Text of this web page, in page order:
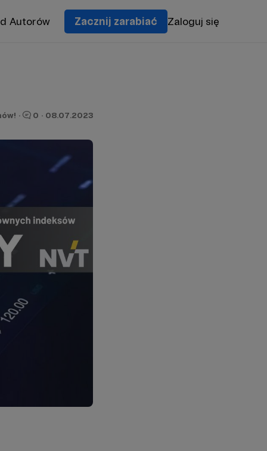
Autorów Zacznij zarabiać Zaloguj się
· 0 · 08.07.2023